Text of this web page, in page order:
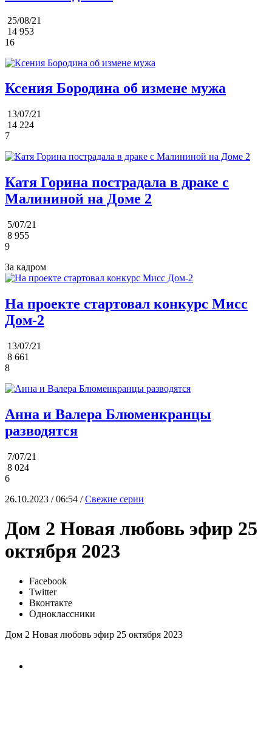
25/08/21
14 953
16
Ксения Бородина об измене мужа
13/07/21
14 224
7
Катя Горина пострадала в драке с
Малининой на Доме 2
5/07/21
8 955
9
За кадром
На проекте стартовал конкурс Мисс
Дом-2
13/07/21
8 661
8
Анна и Валера Блюменкранцы
разводятся
7/07/21
8 024
6
26.10.2023 / 06:54 /Свежие серии
Дом 2 Новая любовь эфир 25
октября 2023
Facebook
Twitter
Вконтакте
Одноклассники
Дом 2 Новая любовь эфир 25 октября 2023